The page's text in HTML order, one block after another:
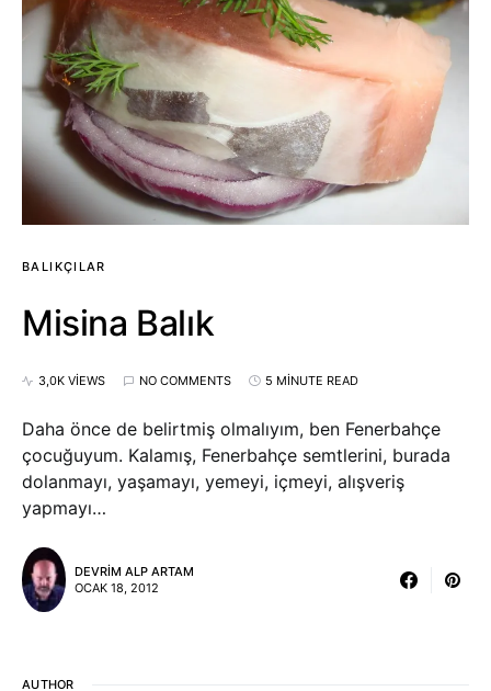
BALIKÇILAR
Misina Balık
3,0K VIEWS NO COMMENTS 5 MINUTE READ
Daha önce de belirtmiş olmalıyım, ben Fenerbahçe
çocuğuyum. Kalamış, Fenerbahçe semtlerini, burada
dolanmayı, yaşamayı, yemeyi, içmeyi, alışveriş
yapmayı…
DEVRIM ALP ARTAM
OCAK 18, 2012
AUTHOR